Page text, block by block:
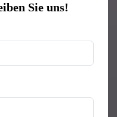
Sie uns!